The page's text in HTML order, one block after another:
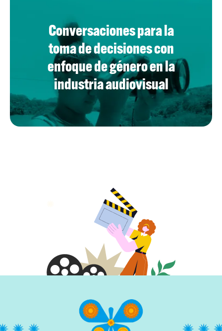
Conversaciones para la
toma de decisiones con
enfoque de género en la
industria audiovisual